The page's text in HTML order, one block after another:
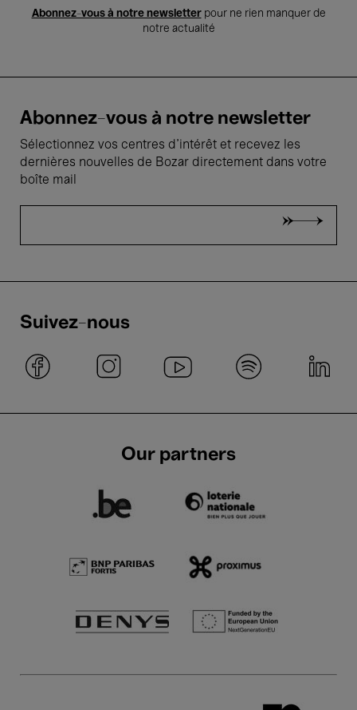
Abonnez-vous à notre newsletterpour ne rien manquer de
notre actualité
Abonnez-vous à notre newsletter
Sélectionnez vos centres d'intérêt et recevez les
dernières nouvelles de Bozar directement dans votre
boîte mail
Suivez-nous
Our partners